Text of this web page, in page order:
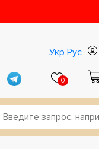
Укр Рус
0